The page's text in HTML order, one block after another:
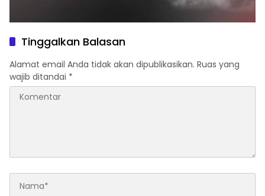
Tinggalkan Balasan
Alamat email Anda tidak akan dipublikasikan. Ruas yang
wajib ditandai *